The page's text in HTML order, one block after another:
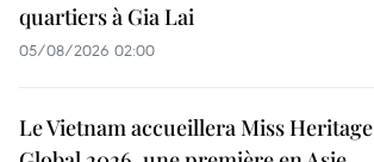
quartiers à Gia Lai
05/08/2026 02:00
Le Vietnam accueillera Miss Heritage